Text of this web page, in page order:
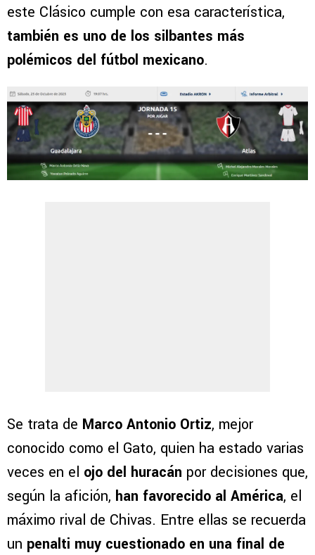
este Clásico cumple con esa característica,
también es uno de los silbantes más
polémicos del fútbol mexicano.
Se trata de Marco Antonio Ortiz, mejor
conocido como el Gato, quien ha estado varias
veces en el ojo del huracán por decisiones que,
según la afición, han favorecido al América, el
máximo rival de Chivas. Entre ellas se recuerda
un penalti muy cuestionado en una final de